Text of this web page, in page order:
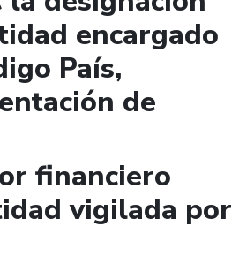
encargado
País,
de
financiero
vigilada por